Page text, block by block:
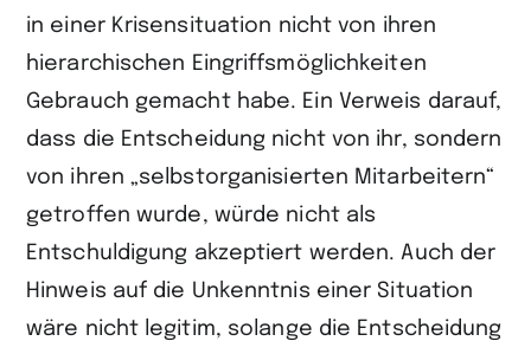
in einer Krisensituation nicht von ihren
hierarchischen Eingriffsmöglichkeiten
Gebrauch gemacht habe. Ein Verweis darauf,
dass die Entscheidung nicht von ihr, sondern
von ihren „selbstorganisierten Mitarbeitern“
getroffen wurde, würde nicht als
Entschuldigung akzeptiert werden. Auch der
Hinweis auf die Unkenntnis einer Situation
wäre nicht legitim, solange die Entscheidung